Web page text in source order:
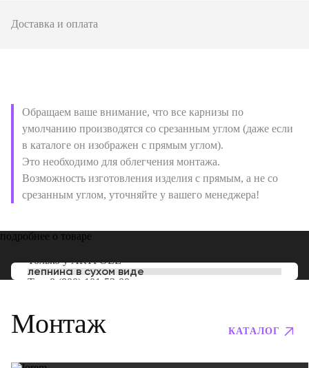
Доставка и оплата
Обращаем ваше внимание, что все карнизы по
умолчанию производятся со срезанным углом (даже если
в каталоге он изображен с прямым углом).
Это необходимо для облегчения монтажа.
Возможность изготовления изделия с прямым, а не со
срезанным углом, уточняйте у вашего менеджера!
подробнее о товаре
Только уARTPOLE
лепнина в сухом виде
Тел: 8 (800) 101-53-00
Монтаж КАТАЛОГ